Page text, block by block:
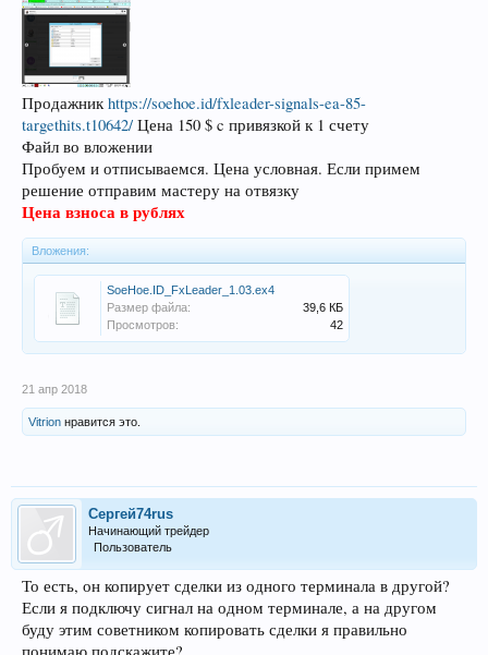
Продажникhttps://soehoe.id/fxleader-signals-ea-85-
targethits.t10642/ Цена 150 $ c привязкой к 1 счету
Файл во вложении
Пробуем и отписываемся. Цена условная. Если примем
решение отправим мастеру на отвязку
Цена взноса в рублях
Вложения:
SoeHoe.ID_FxLeader_1.03.ex4
Размер файла:
39,6 КБ
Просмотров:
42
21 апр 2018
Vitrion нравится это.
Сергей74rus
Начинающий трейдер
Пользователь
То есть, он копирует сделки из одного терминала в другой?
Если я подключу сигнал на одном терминале, а на другом
буду этим советником копировать сделки я правильно